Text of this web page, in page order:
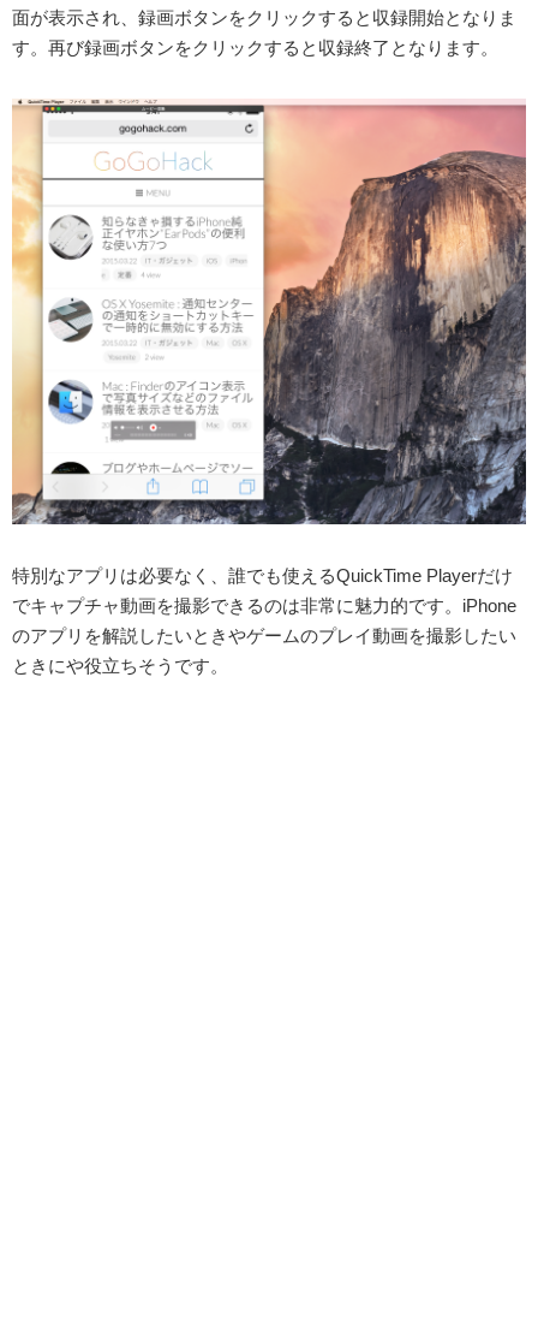
面が表示され、録画ボタンをクリックすると収録開始となりま
す。再び録画ボタンをクリックすると収録終了となります。
特別なアプリは必要なく、誰でも使えるQuickTime Playerだけ
でキャプチャ動画を撮影できるのは非常に魅力的です。iPhone
のアプリを解説したいときやゲームのプレイ動画を撮影したい
ときにや役立ちそうです。